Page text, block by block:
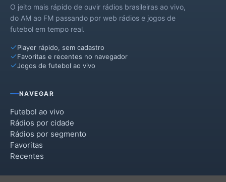
O jeito mais rápido de ouvir rádios brasileiras ao vivo,
do AM ao FM passando por web rádios e jogos de
futebol em tempo real.
Player rápido, sem cadastro
Favoritas e recentes no navegador
Jogos de futebol ao vivo
NAVEGAR
Futebol ao vivo
Rádios por cidade
Rádios por segmento
Favoritas
Recentes